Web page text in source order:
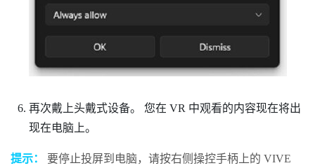
再次戴上头戴式设备。 您在 VR 中观看的内容现在将出
现在电脑上。
提示： 要停止投屏到电脑，请按右侧操控手柄上的 VIVE